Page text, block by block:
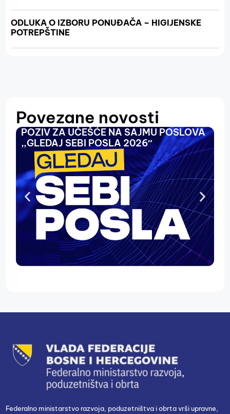
ODLUKA O IZBORU PONUĐAČA – HIGIJENSKE
POTREPŠTINE
Povezane novosti
POZIV ZA UČEŠĆE NA SAJMU POSLOVA
,,GLEDAJ SEBI POSLA 2026″
Federalno ministarstvo razvoja, poduzetništva i obrta vrši upravne,